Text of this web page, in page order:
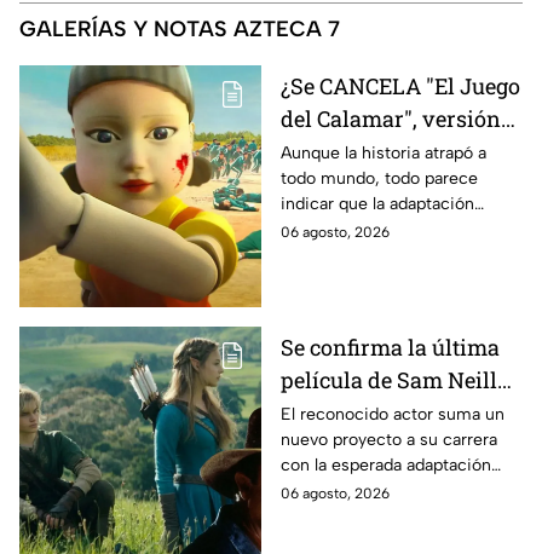
GALERÍAS Y NOTAS AZTECA 7
¿Se CANCELA "El Juego
del Calamar", versión
Estados Unidos? Esto
es lo que se sabe al
momento
Aunque la historia atrapó a
todo mundo, todo parece
indicar que la adaptación
podría ser cancelada:
06 agosto, 2026
Se confirma la última
película de Sam Neill
antes de morir: esto es
lo que se sabe hasta
ahora
El reconocido actor suma un
nuevo proyecto a su carrera
con la esperada adaptación
cinematográfica del popular
06 agosto, 2026